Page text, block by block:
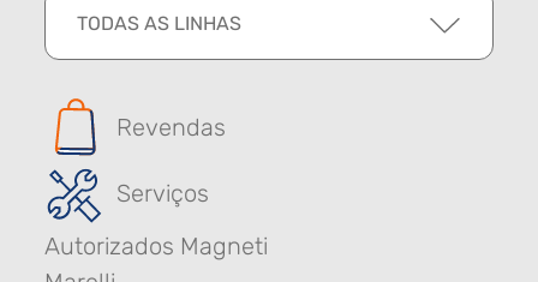
TODAS AS LINHAS
Revendas
Serviços
Autorizados Magneti